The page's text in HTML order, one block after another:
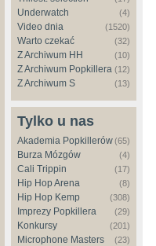
Underwatch (4)
Video dnia (1520)
Warto czekać (32)
Z Archiwum HH (10)
Z Archiwum Popkillera (12)
Z Archiwum S (13)
Tylko u nas
Akademia Popkillerów(65)
Burza Mózgów (4)
Cali Trippin (17)
Hip Hop Arena (8)
Hip Hop Kemp (308)
Imprezy Popkillera (29)
Konkursy (201)
Microphone Masters (23)